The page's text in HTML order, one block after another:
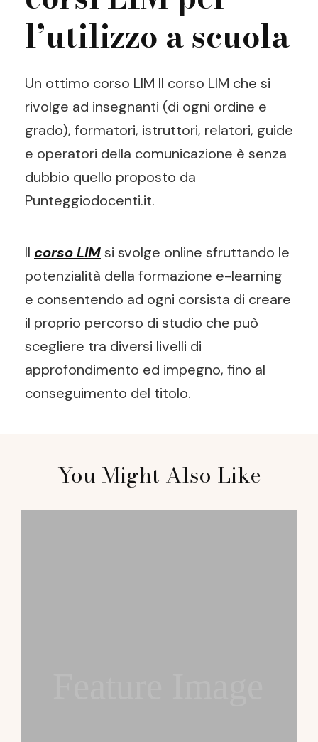
l’utilizzo a scuola
Un ottimo corso LIM Il corso LIM che si
rivolge ad insegnanti (di ogni ordine e
grado), formatori, istruttori, relatori, guide
e operatori della comunicazione è senza
dubbio quello proposto da
Punteggiodocenti.it.
Il corso LIMsi svolge online sfruttando le
potenzialità della formazione e-learning
e consentendo ad ogni corsista di creare
il proprio percorso di studio che può
scegliere tra diversi livelli di
approfondimento ed impegno, fino al
conseguimento del titolo.
Navigation
You Might Also Like